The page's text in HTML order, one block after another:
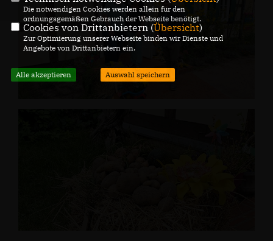
Die notwendigen Cookies werden allein für den
ordnungsgemäßen Gebrauch der Webseite benötigt.
Cookies von Drittanbietern (Übersicht)
Zur Optimierung unserer Webseite binden wir Dienste und
Angebote von Drittanbietern ein.
Alle akzeptieren Auswahl speichern